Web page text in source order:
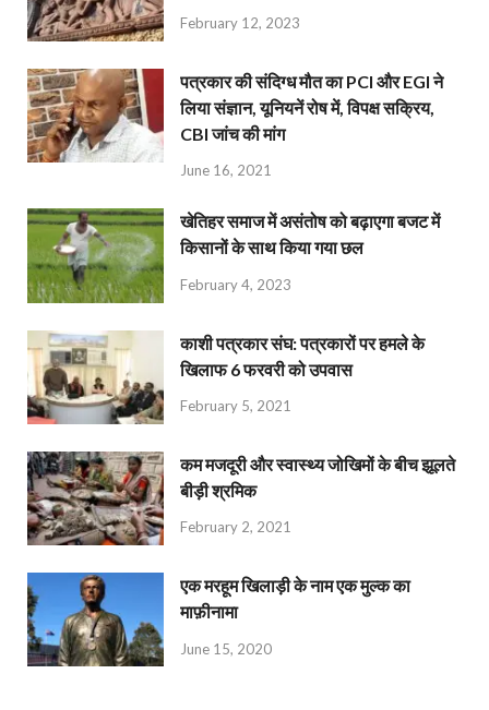
February 12, 2023
पत्रकार की संदिग्ध मौत का PCI और EGI ने
लिया संज्ञान, यूनियनें रोष में, विपक्ष सक्रिय,
CBI जांच की मांग
June 16, 2021
खेतिहर समाज में असंतोष को बढ़ाएगा बजट में
किसानों के साथ किया गया छल
February 4, 2023
काशी पत्रकार संघ: पत्रकारों पर हमले के
खिलाफ 6 फरवरी को उपवास
February 5, 2021
कम मजदूरी और स्वास्थ्य जोखिमों के बीच झूलते
बीड़ी श्रमिक
February 2, 2021
एक मरहूम खिलाड़ी के नाम एक मुल्क का
माफ़ीनामा
June 15, 2020